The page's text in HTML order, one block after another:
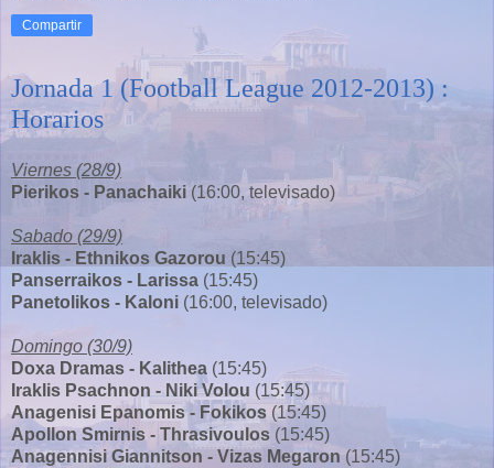
Compartir
Jornada 1 (Football League 2012-2013) :
Horarios
Viernes (28/9)
Pierikos - Panachaiki (16:00, televisado)
Sabado (29/9)
Iraklis - Ethnikos Gazorou (15:45)
Panserraikos - Larissa (15:45)
Panetolikos - Kaloni (16:00, televisado)
Domingo (30/9)
Doxa Dramas - Kalithea (15:45)
Iraklis Psachnon - Niki Volou (15:45)
Anagenisi Epanomis - Fokikos (15:45)
Apollon Smirnis - Thrasivoulos (15:45)
Anagennisi Giannitson - Vizas Megaron (15:45)